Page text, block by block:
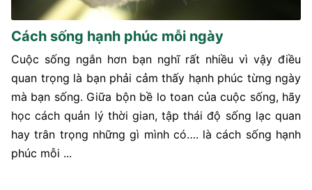
Cách sống hạnh phúc mỗi ngày
Cuộc sống ngắn hơn bạn nghĩ rất nhiều vì vậy điều
quan trọng là bạn phải cảm thấy hạnh phúc từng ngày
mà bạn sống. Giữa bộn bề lo toan của cuộc sống, hãy
học cách quản lý thời gian, tập thái độ sống lạc quan
hay trân trọng những gì mình có…. là cách sống hạnh
phúc mỗi ...